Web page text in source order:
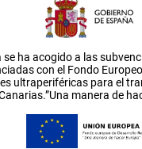
se ha acogido a las
con el Fondo
ultraperiféricas para el
manera de